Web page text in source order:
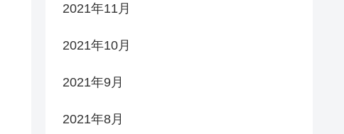
2021年11月
2021年10月
2021年9月
2021年8月